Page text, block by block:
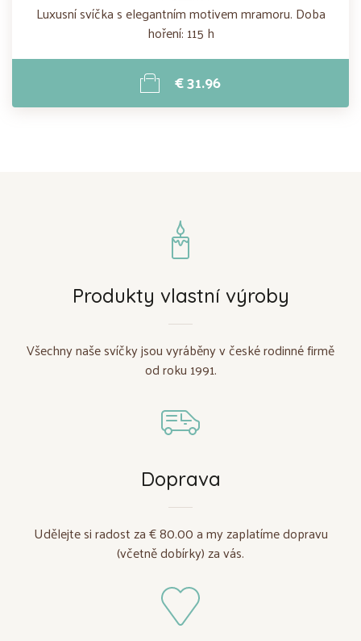
Luxusní svíčka s elegantním motivem mramoru. Doba
hoření: 115 h
€ 31.96
Produkty vlastní výroby
Všechny naše svíčky jsou vyráběny v české rodinné firmě
od roku 1991.
Doprava
Udělejte si radost za € 80.00 a my zaplatíme dopravu
(včetně dobírky) za vás.